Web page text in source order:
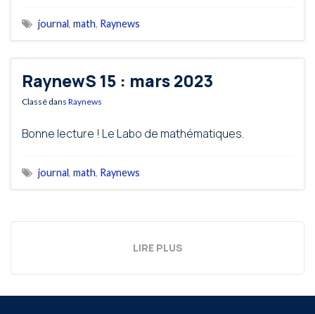
journal, math, Raynews
RaynewS 15 : mars 2023
Classé dans Raynews
Bonne lecture ! Le Labo de mathématiques.
journal, math, Raynews
LIRE PLUS